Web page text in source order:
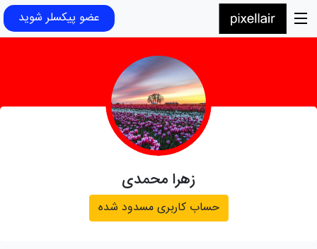
عضو پیکسلر شوید
زهرا محمدی
حساب کاربری مسدود شده